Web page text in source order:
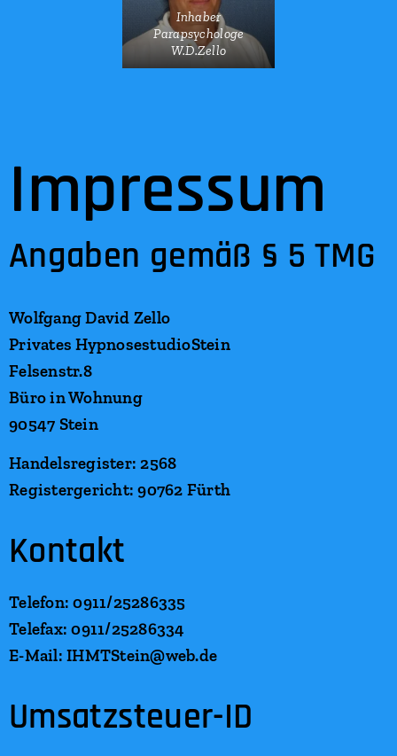
Inhaber
Parapsychologe
W.D.Zello
Impressum
Angaben gemäß § 5 TMG
Wolfgang David Zello
Privates HypnosestudioStein
Felsenstr.8
Büro in Wohnung
90547 Stein
Handelsregister: 2568
Registergericht: 90762 Fürth
Kontakt
Telefon: 0911/25286335
Telefax: 0911/25286334
E-Mail: IHMTStein@web.de
Umsatzsteuer-ID